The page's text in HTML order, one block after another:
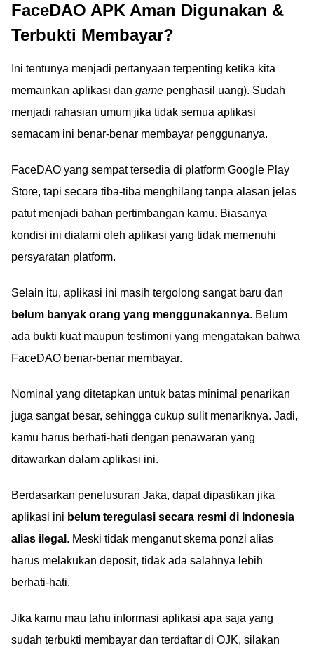
FaceDAO APK Aman Digunakan &
Terbukti Membayar?
Ini tentunya menjadi pertanyaan terpenting ketika kita
memainkan aplikasi dan game penghasil uang). Sudah
menjadi rahasian umum jika tidak semua aplikasi
semacam ini benar-benar membayar penggunanya.
FaceDAO yang sempat tersedia di platform Google Play
Store, tapi secara tiba-tiba menghilang tanpa alasan jelas
patut menjadi bahan pertimbangan kamu. Biasanya
kondisi ini dialami oleh aplikasi yang tidak memenuhi
persyaratan platform.
Selain itu, aplikasi ini masih tergolong sangat baru dan
belum banyak orang yang menggunakannya. Belum
ada bukti kuat maupun testimoni yang mengatakan bahwa
FaceDAO benar-benar membayar.
Nominal yang ditetapkan untuk batas minimal penarikan
juga sangat besar, sehingga cukup sulit menariknya. Jadi,
kamu harus berhati-hati dengan penawaran yang
ditawarkan dalam aplikasi ini.
Berdasarkan penelusuran Jaka, dapat dipastikan jika
aplikasi ini belum teregulasi secara resmi di Indonesia
alias ilegal . Meski tidak menganut skema ponzi alias
harus melakukan deposit, tidak ada salahnya lebih
berhati-hati.
Jika kamu mau tahu informasi aplikasi apa saja yang
sudah terbukti membayar dan terdaftar di OJK, silakan